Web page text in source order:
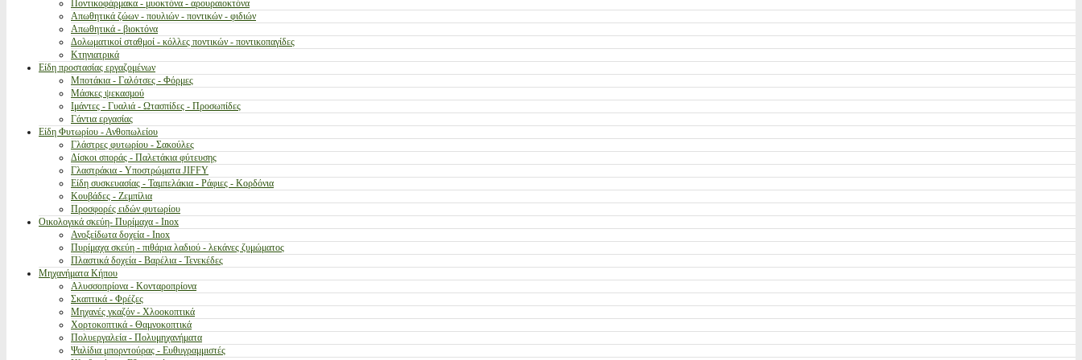
Ποντικοφάρμακα - μυοκτόνα - αρουραιοκτόνα
Απωθητικά ζώων - πουλιών - ποντικών - φιδιών
Απωθητικά - βιοκτόνα
Δολωματικοί σταθμοί - κόλλες ποντικών - ποντικοπαγίδες
Κτηνιατρικά
Είδη προστασίας εργαζομένων
Μποτάκια - Γαλότσες - Φόρμες
Μάσκες ψεκασμού
Ιμάντες - Γυαλιά - Ωτασπίδες - Προσωπίδες
Γάντια εργασίας
Είδη Φυτωρίου - Ανθοπωλείου
Γλάστρες φυτωρίου - Σακούλες
Δίσκοι σποράς - Παλετάκια φύτευσης
Γλαστράκια - Υποστρώματα JIFFY
Είδη συσκευασίας - Ταμπελάκια - Ράφιες - Κορδόνια
Κουβάδες - Ζεμπίλια
Προσφορές ειδών φυτωρίου
Οικολογικά σκεύη- Πυρίμαχα - Inox
Ανοξείδωτα δοχεία - Inox
Πυρίμαχα σκεύη - πιθάρια λαδιού - λεκάνες ζυμώματος
Πλαστικά δοχεία - Βαρέλια - Τενεκέδες
Μηχανήματα Κήπου
Αλυσσοπρίονα - Κονταροπρίονα
Σκαπτικά - Φρέζες
Μηχανές γκαζόν - Χλοοκοπτικά
Χορτοκοπτικά - Θαμνοκοπτικά
Πολυεργαλεία - Πολυμηχανήματα
Ψαλίδια μπορντούρας - Ευθυγραμμιστές